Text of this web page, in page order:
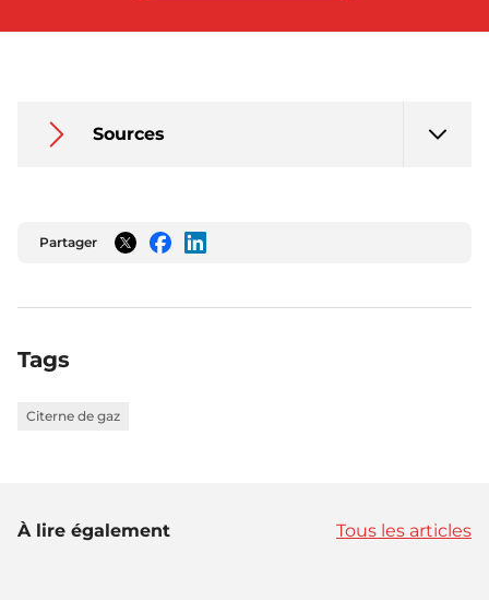
Sources
Partager
TwitterFacebookLinkedIn
Tags
Citerne de gaz
À lire également Tous les articles